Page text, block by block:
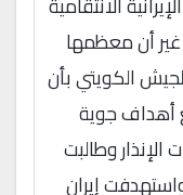
أن معظمها
الكويتي بأن
جوية
وطالبت
إيران